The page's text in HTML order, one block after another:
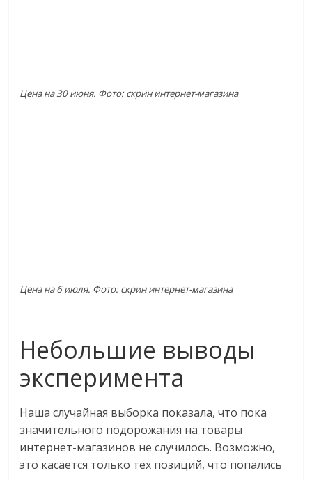
Цена на 30 июня. Фото: скрин интернет-магазина
Цена на 6 июля. Фото: скрин интернет-магазина
Небольшие выводы
эксперимента
Наша случайная выборка показала, что пока
значительного подорожания на товары
интернет-магазинов не случилось. Возможно,
это касается только тех позиций, что попались